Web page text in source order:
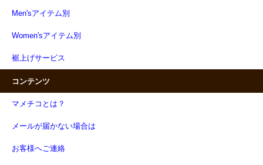
Men'sアイテム別
Women'sアイテム別
裾上げサービス
コンテンツ
マメチコとは？
メールが届かない場合は
お客様へご連絡